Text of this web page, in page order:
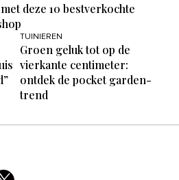
deze 10 bestverkochte
TUINIEREN
Groen geluk tot op de
vierkante centimeter:
ontdek de pocket garden-
trend